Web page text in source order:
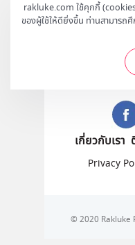
rakluke.com ใช้คุกกี้
ของผู้ใช้ให้ดียิ่งขึ้น ท่านสามารถศึ
เกี่ยวกับเรา
Privacy
© 2020 Rakluke